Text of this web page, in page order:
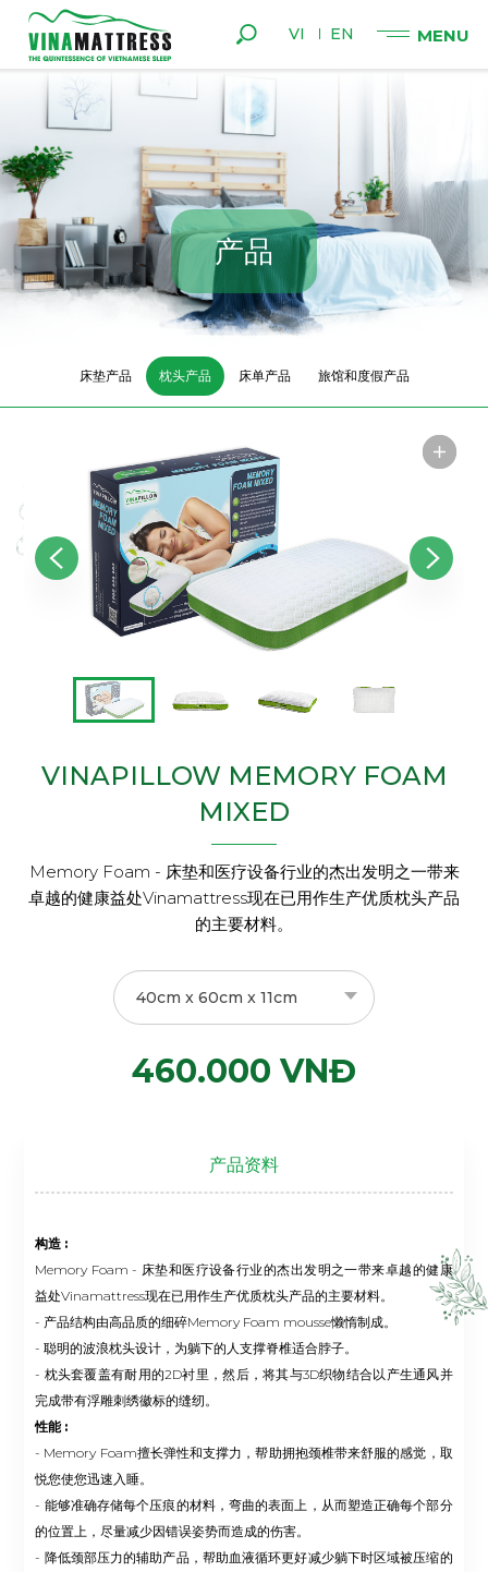
VI EN
产品
床垫产品 枕头产品 床单产品 旅馆和度假产品
VINAPILLOW MEMORY FOAM
MIXED
Memory Foam - 床垫和医疗设备行业的杰出发明之一带来
卓越的健康益处Vinamattress现在已用作生产优质枕头产品
的主要材料。
40cm x 60cm x 11cm
460.000 VNĐ
产品资料
构造 :
Memory Foam - 床垫和医疗设备行业的杰出发明之一带来卓越的健康
益处Vinamattress现在已用作生产优质枕头产品的主要材料。
- 产品结构由高品质的细碎Memory Foam mousse懒惰制成。
- 聪明的波浪枕头设计，为躺下的人支撑脊椎适合脖子。
- 枕头套覆盖有耐用的2D衬里，然后，将其与3D织物结合以产生通风并
完成带有浮雕刺绣徽标的缝纫。
性能 :
- Memory Foam擅长弹性和支撑力，帮助拥抱颈椎带来舒服的感觉，取
悦您使您迅速入睡。
- 能够准确存储每个压痕的材料，弯曲的表面上，从而塑造正确每个部分
的位置上，尽量减少因错误姿势而造成的伤害。
- 降低颈部压力的辅助产品，帮助血液循环更好减少躺下时区域被压缩的